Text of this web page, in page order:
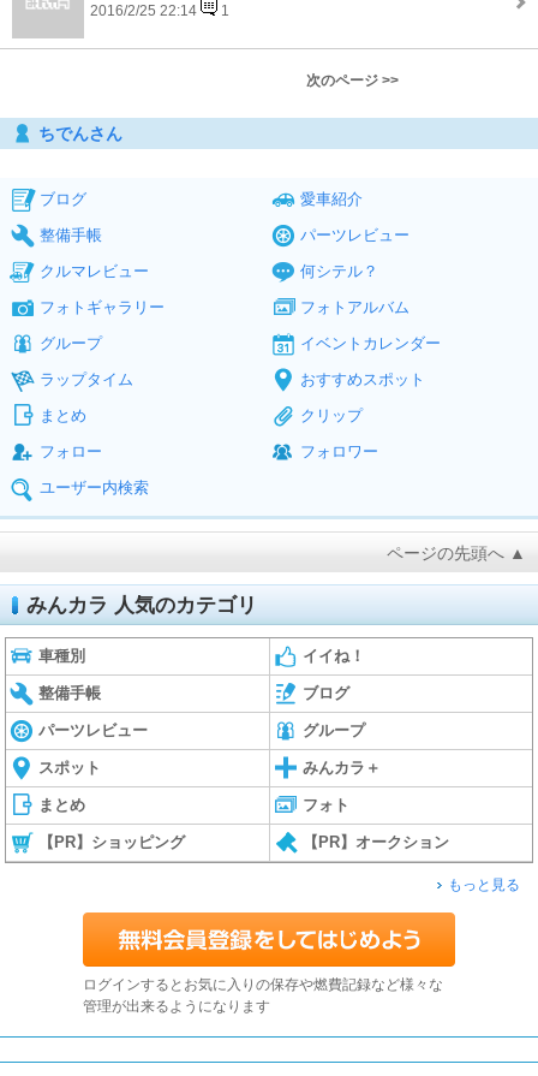
2016/2/25 22:14 1
次のページ >>
ちでんさん
ブログ
愛車紹介
整備手帳
パーツレビュー
クルマレビュー
何シテル？
フォトギャラリー
フォトアルバム
グループ
イベントカレンダー
ラップタイム
おすすめスポット
まとめ
クリップ
フォロー
フォロワー
ユーザー内検索
ページの先頭へ ▲
みんカラ 人気のカテゴリ
車種別 イイね！
整備手帳 ブログ
パーツレビュー グループ
スポット みんカラ＋
まとめ フォト
【PR】ショッピング 【PR】オークション
もっと見る
ログインするとお気に入りの保存や燃費記録など様々な
管理が出来るようになります